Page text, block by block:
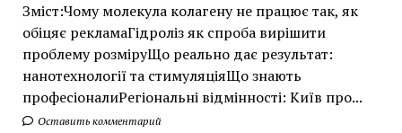
Зміст:Чому молекула колагену не працює так, як
обіцяє рекламаГідроліз як спроба вирішити
проблему розміруЩо реально дає результат:
нанотехнології та стимуляціяЩо знають
професіоналиРегіональні відмінності: Київ про...
Оставить комментарий